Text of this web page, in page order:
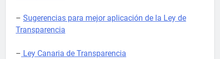
– Sugerencias para mejor aplicación de la Ley de
Transparencia
– Ley Canaria de Transparencia